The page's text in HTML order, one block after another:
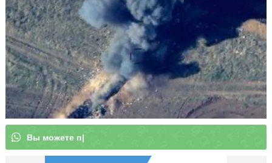
Вы може|